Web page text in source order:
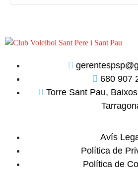
680 907
Torre Sant Pau,
Avís
Política de
Política de